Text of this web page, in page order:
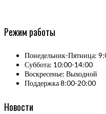
Режим работы
Понедельник-Пятница:
Суббота: 10:00-14:00
Воскресенье: Выходной
Поддержка 8:00-20:00
Новости